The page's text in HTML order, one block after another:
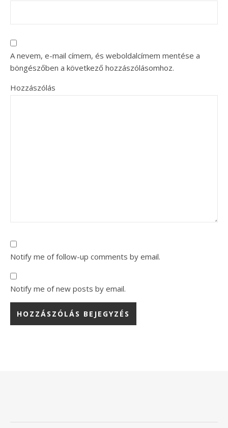
A nevem, e-mail címem, és weboldalcímem mentése a
böngészőben a következő hozzászólásomhoz.
Hozzászólás
Notify me of follow-up comments by email.
Notify me of new posts by email.